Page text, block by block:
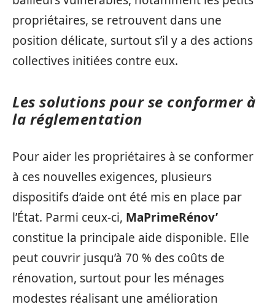
propriétaires, se retrouvent dans une
position délicate, surtout s’il y a des actions
collectives initiées contre eux.
Les solutions pour se conformer à
la réglementation
Pour aider les propriétaires à se conformer
à ces nouvelles exigences, plusieurs
dispositifs d’aide ont été mis en place par
l’État. Parmi ceux-ci, MaPrimeRénov’
constitue la principale aide disponible. Elle
peut couvrir jusqu’à 70 % des coûts de
rénovation, surtout pour les ménages
modestes réalisant une amélioration